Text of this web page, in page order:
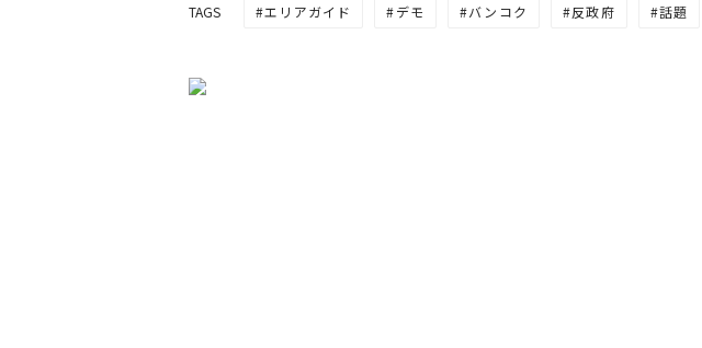
TAGS エリアガイド デモ バンコク 反政府 話題